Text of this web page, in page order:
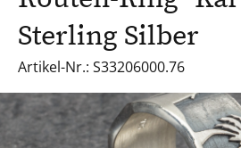
Sterling Silber
Artikel-Nr.: S33206000.76
Bildergalerie überspringen